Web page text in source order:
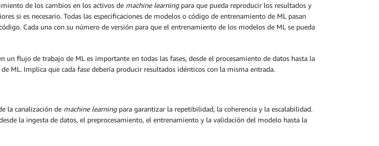
de los cambios en los activos de machine learningpara que pueda reproducir los resultados y
si es necesario. Todas las especificaciones de modelos o código de entrenamiento de ML pasan
Cada una con su número de versión para que el entrenamiento de los modelos de ML se pueda
un flujo de trabajo de ML es importante en todas las fases, desde el procesamiento de datos hasta la
ML. Implica que cada fase debería producir resultados idénticos con la misma entrada.
la canalización de machine learningpara garantizar la repetibilidad, la coherencia y la escalabilidad.
la ingesta de datos, el preprocesamiento, el entrenamiento y la validación del modelo hasta la